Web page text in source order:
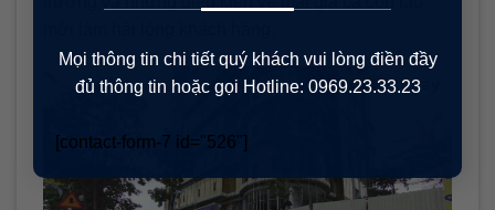
Mọi thông tin chi tiết quý khách vui lòng điền đầy
đủ thông tin hoặc gọi Hotline: 0969.23.33.23
[contact-form-7 id="526"]